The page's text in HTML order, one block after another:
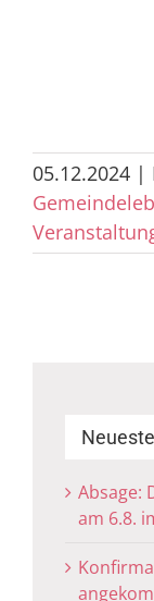
05.12.2024 |
Absage:
am 6.8.